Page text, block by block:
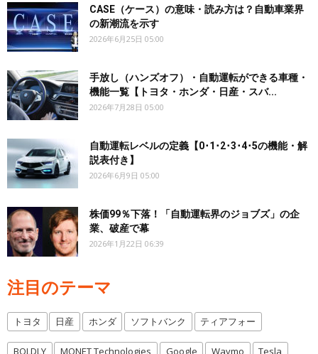
CASE（ケース）の意味・読み方は？自動車業界
の新潮流を示す
2026年6月25日 05:00
手放し（ハンズオフ）・自動運転ができる車種・
機能一覧【トヨタ・ホンダ・日産・スバ...
2026年7月28日 05:00
自動運転レベルの定義【0･1･2･3･4･5の機能・解
説表付き】
2026年6月9日 05:00
株価99％下落！「自動運転界のジョブズ」の企
業、破産で幕
2026年1月22日 06:39
注目のテーマ
トヨタ 日産 ホンダ ソフトバンク ティアフォー
BOLDLY MONET Technologies Google Waymo Tesla